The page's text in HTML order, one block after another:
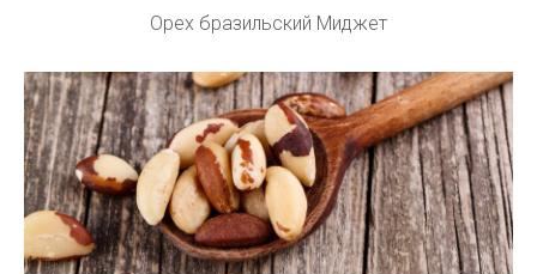
Орех бразильский Миджет